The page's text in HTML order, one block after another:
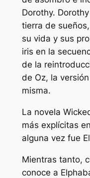
Dorothy.
tierra de
su vida y sus
iris en la
de la
de Oz, la
misma.
La novela
más explícitas
alguna vez fue
Mientras tanto,
conoce a